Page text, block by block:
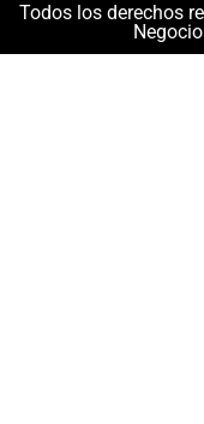
Todos los derechos